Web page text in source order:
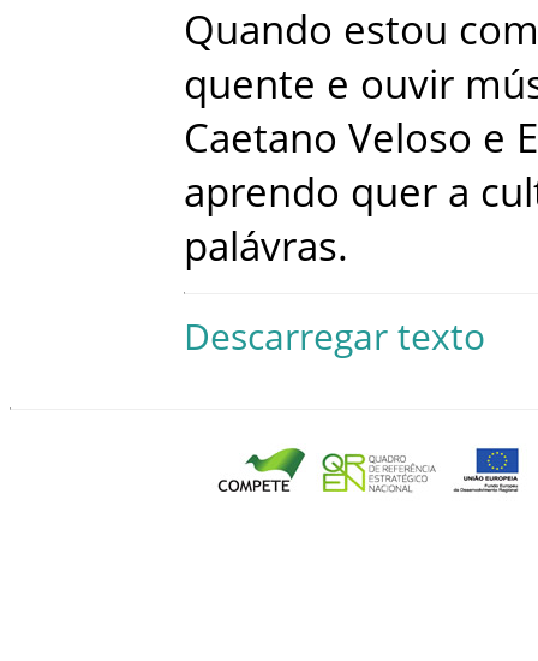
Quando estou com
quente e ouvir
Caetano Veloso e
aprendo quer a
palávras.
Descarregar texto